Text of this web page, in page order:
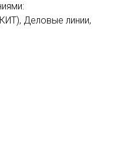
Деловые линии,